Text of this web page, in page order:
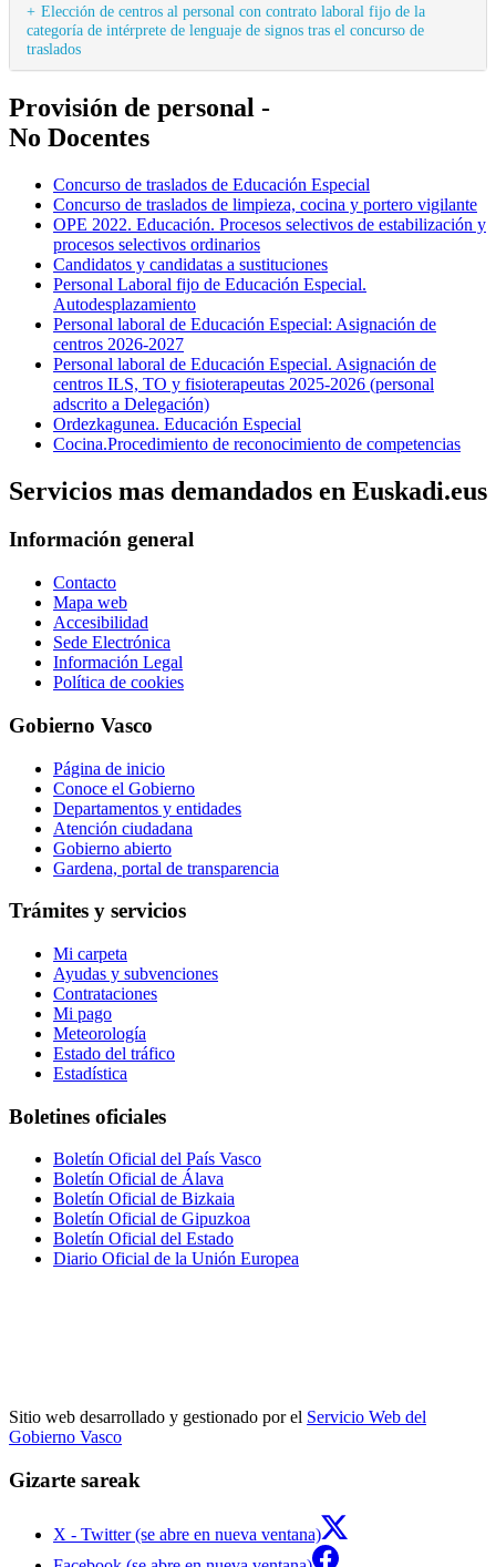
Elección de centros al personal con contrato laboral fijo de la
categoría de intérprete de lenguaje de signos tras el concurso de
traslados
Provisión de personal -
No Docentes
Concurso de traslados de Educación Especial
Concurso de traslados de limpieza, cocina y portero vigilante
OPE 2022. Educación. Procesos selectivos de estabilización y
procesos selectivos ordinarios
Candidatos y candidatas a sustituciones
Personal Laboral fijo de Educación Especial.
Autodesplazamiento
Personal laboral de Educación Especial: Asignación de
centros 2026-2027
Personal laboral de Educación Especial. Asignación de
centros ILS, TO y fisioterapeutas 2025-2026 (personal
adscrito a Delegación)
Ordezkagunea. Educación Especial
Cocina.Procedimiento de reconocimiento de competencias
Servicios mas demandados en Euskadi.eus
Información general
Contacto
Mapa web
Accesibilidad
Sede Electrónica
Información Legal
Política de cookies
Gobierno Vasco
Página de inicio
Conoce el Gobierno
Departamentos y entidades
Atención ciudadana
Gobierno abierto
Gardena, portal de transparencia
Trámites y servicios
Mi carpeta
Ayudas y subvenciones
Contrataciones
Mi pago
Meteorología
Estado del tráfico
Estadística
Boletines oficiales
Boletín Oficial del País Vasco
Boletín Oficial de Álava
Boletín Oficial de Bizkaia
Boletín Oficial de Gipuzkoa
Boletín Oficial del Estado
Diario Oficial de la Unión Europea
Sitio web desarrollado y gestionado por el Servicio Web del
Gobierno Vasco
Gizarte sareak
X - Twitter (se abre en nueva ventana)